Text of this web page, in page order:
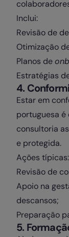
Inclui:
Revisão de
Otimização
Planos de
Estratégias
4.
Estar em
portuguesa é
consultoria
e protegida.
Ações típicas:
Revisão de
Apoio na
descansos;
Preparação
5.